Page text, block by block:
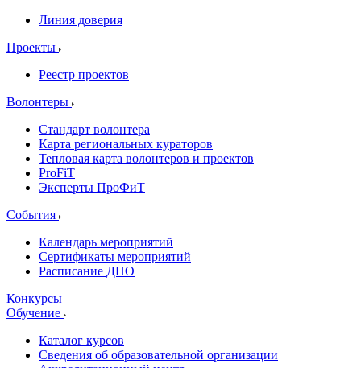
Линия доверия
Проекты
Реестр проектов
Волонтеры
Стандарт волонтера
Карта региональных кураторов
Тепловая карта волонтеров и проектов
ProFiT
Эксперты ПроФиТ
События
Календарь мероприятий
Сертификаты мероприятий
Расписание ДПО
Конкурсы
Обучение
Каталог курсов
Сведения об образовательной организации